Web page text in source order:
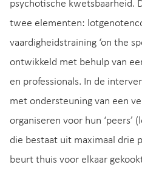
psychotische kwetsbaarheid.
twee elementen:
vaardigheidstraining ‘on the
ontwikkeld met behulp van
en professionals. In de
met ondersteuning van een
organiseren voor hun ‘peers’
die bestaat uit maximaal drie
beurt thuis voor elkaar